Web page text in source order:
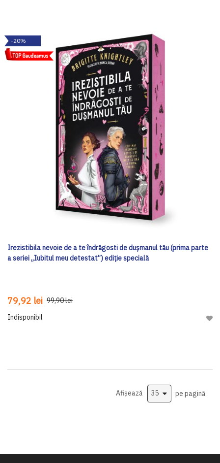
-20%
Irezistibila nevoie de a te îndrăgosti de dușmanul tău (prima parte
a seriei „Iubitul meu detestat”) ediţie specială
79,92 lei 99,90 lei
Indisponibil
Afișează pe pagină